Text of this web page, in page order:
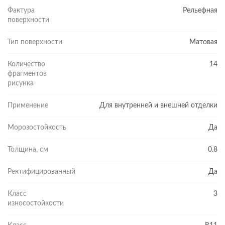
ВОЗМОЖНОСТИ
Фактура
поверхности
Рельефная
Тип поверхности Матовая
Количество
фрагментов
рисунка
14
Применение Для внутренней и внешней отделки
Морозостойкость Да
Толщина, см 0.8
Ректифицированный Да
Класс
износостойкости
3